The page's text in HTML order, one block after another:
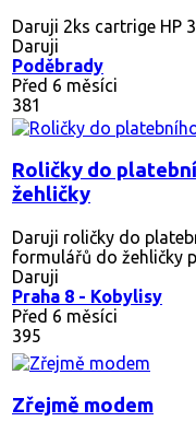
Daruji 2ks cartrige HP
Daruji
Poděbrady
Před 6 měsíci
381
Roličky do
žehličky
Daruji roličky do
formulářů do žehličky
Daruji
Praha 8 - Kobylisy
Před 6 měsíci
395
Zřejmě modem